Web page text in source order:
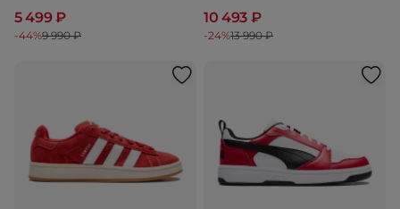
5 499 ₽
-44%9 990 ₽
10 493 ₽
-24%13 990 ₽